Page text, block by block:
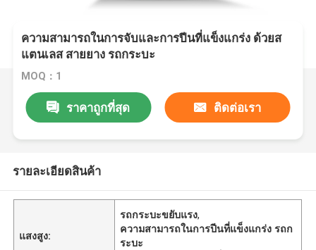
ความสามารถในการจับและการปีนที่แข็งแกร่ง ด้วยส
แตนเลส สายยาง รถกระบะ
MOQ：1
ราคาถูกที่สุด ติดต่อเรา
รายละเอียดสินค้า
แสงสูง:
รถกระบะขยับแรง,
ความสามารถในการปีนที่แข็งแกร่ง รถก
ระบะ